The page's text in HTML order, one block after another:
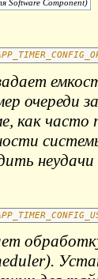
Software Component)
очереди
как